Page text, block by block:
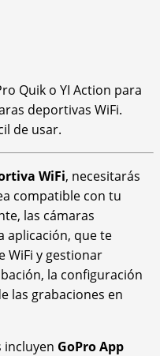
Quik o YI Action para
deportivas WiFi.
de usar.
WiFi, necesitarás
compatible con tu
las cámaras
aplicación, que te
WiFi y gestionar
la configuración
las grabaciones en
incluyen GoPro App